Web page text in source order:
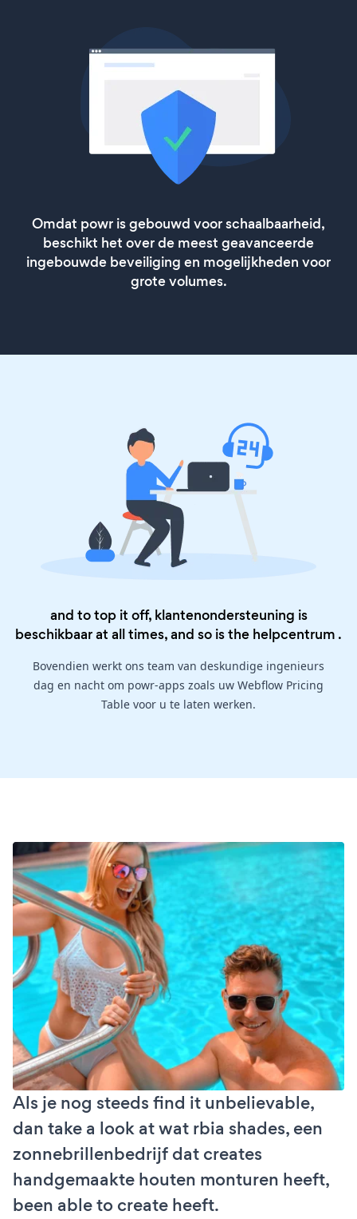
Omdat powr is gebouwd voor schaalbaarheid,
beschikt het over de meest geavanceerde
ingebouwde beveiliging en mogelijkheden voor
grote volumes.
and to top it off, klantenondersteuning is
beschikbaar at all times, and so is the helpcentrum .
Bovendien werkt ons team van deskundige ingenieurs
dag en nacht om powr-apps zoals uw Webflow Pricing
Table voor u te laten werken.
Als je nog steeds find it unbelievable,
dan take a look at wat rbia shades, een
zonnebrillenbedrijf dat creates
handgemaakte houten monturen heeft,
been able to create heeft.